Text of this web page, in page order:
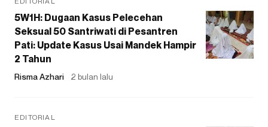
5W1H: Dugaan Kasus Pelecehan
Seksual 50 Santriwati di Pesantren
Pati: Update Kasus Usai Mandek Hampir
2 Tahun
Risma Azhari 2 bulan lalu
EDITORIAL